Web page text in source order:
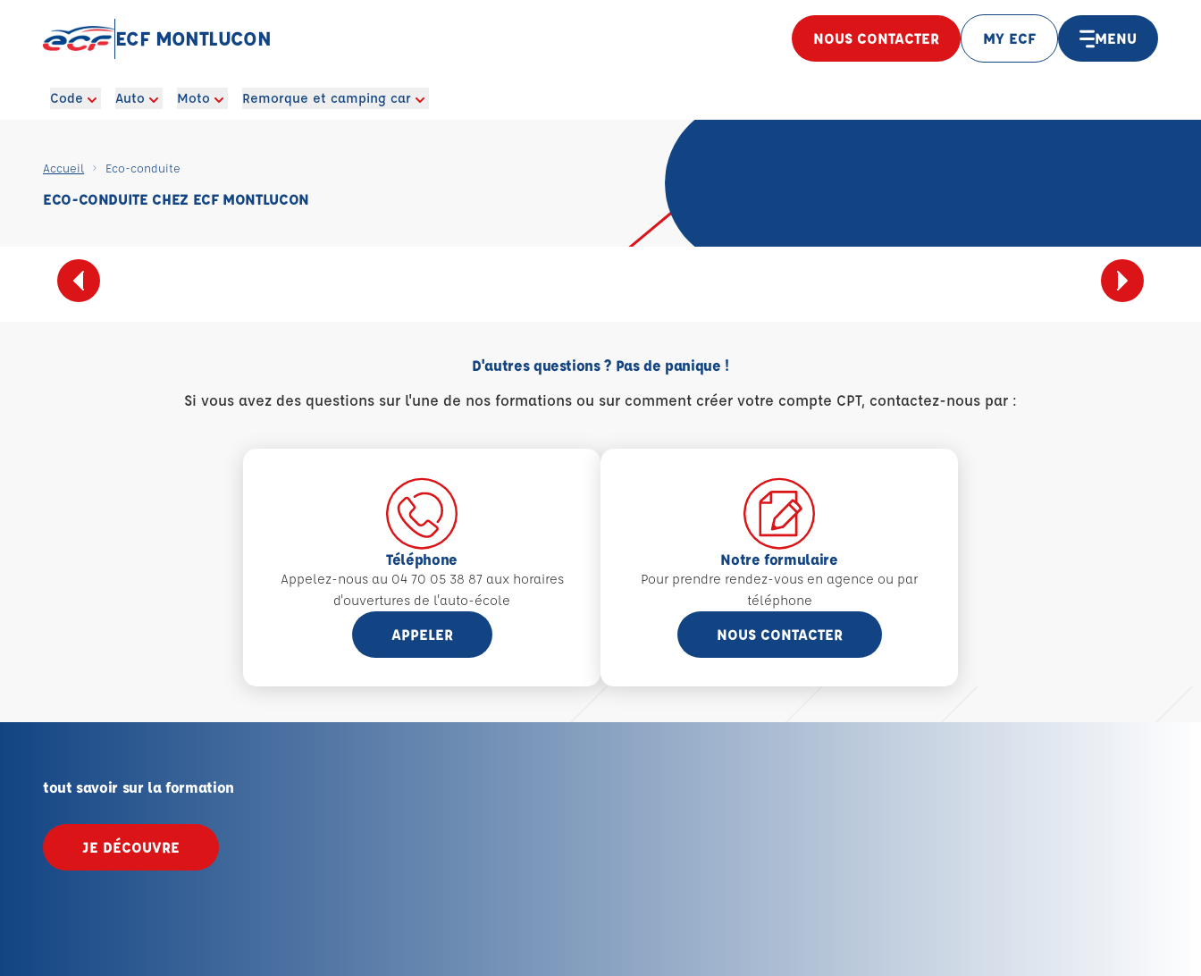
ECF MONTLUCON NOUS CONTACTER MY ECF MENU
Code Auto Moto Remorque et camping car
Accueil Eco-conduite
ECO-CONDUITE CHEZ ECF MONTLUCON
D'autres questions ? Pas de panique !
Si vous avez des questions sur l'une de nos formations ou sur comment créer votre compte CPT, contactez-nous par :
Téléphone
Appelez-nous au 04 70 05 38 87 aux horaires
d'ouvertures de l'auto-école
APPELER
Notre formulaire
Pour prendre rendez-vous en agence ou par
téléphone
NOUS CONTACTER
tout savoir sur la formation
JE DÉCOUVRE